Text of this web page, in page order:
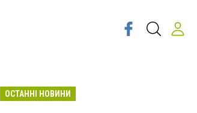
ОСТАННІ НОВИНИ